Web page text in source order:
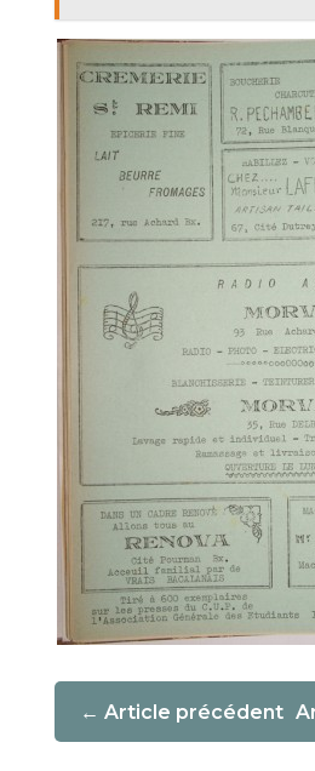
Article précédent